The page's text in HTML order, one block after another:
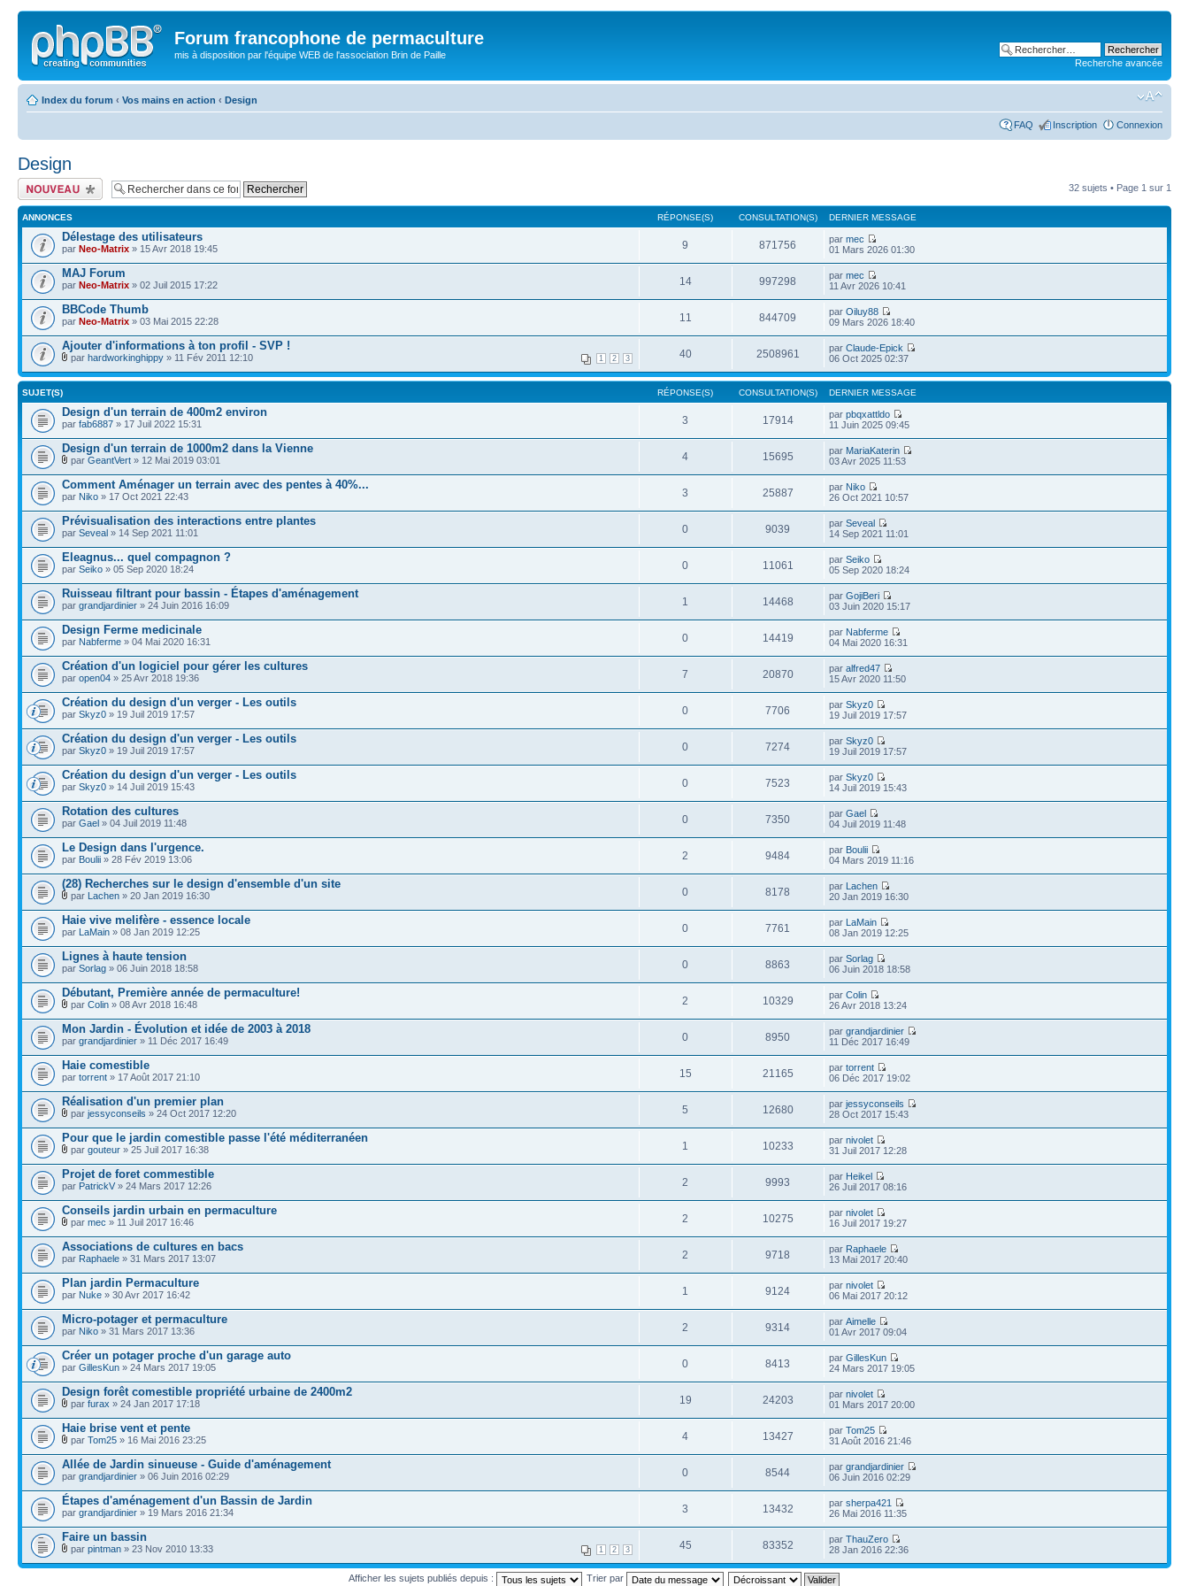
Forum francophone de permaculture
mis à disposition par l'équipe WEB de l'association Brin de Paille
Recherche avancée
Index du forum ‹ Vos mains en action ‹ Design
FAQ Inscription Connexion
Design
Publier un nouveau
sujet
32 sujets • Page 1 sur 1
ANNONCES RÉPONSE(S) CONSULTATION(S) DERNIER MESSAGE
Délestage des utilisateurs
par Neo-Matrix » 15 Avr 2018 19:45 9 871756 parmec
01 Mars 2026 01:30
MAJ Forum
par Neo-Matrix » 02 Juil 2015 17:22 14 997298 parmec
11 Avr 2026 10:41
BBCode Thumb
par Neo-Matrix » 03 Mai 2015 22:28 11 844709 parOiluy88
09 Mars 2026 18:40
Ajouter d'informations à ton profil - SVP !
1 2 3
par hardworkinghippy » 11 Fév 2011 12:10 40 2508961 parClaude-Epick
06 Oct 2025 02:37
SUJET(S) RÉPONSE(S) CONSULTATION(S) DERNIER MESSAGE
Design d'un terrain de 400m2 environ
par fab6887 » 17 Juil 2022 15:31 3 17914 parpbqxattldo
11 Juin 2025 09:45
Design d'un terrain de 1000m2 dans la Vienne
par GeantVert » 12 Mai 2019 03:01 4 15695 par MariaKaterin
03 Avr 2025 11:53
Comment Aménager un terrain avec des pentes à 40%...
par Niko » 17 Oct 2021 22:43 3 25887 par Niko
26 Oct 2021 10:57
Prévisualisation des interactions entre plantes
par Seveal » 14 Sep 2021 11:01 0 9039 parSeveal
14 Sep 2021 11:01
Eleagnus... quel compagnon ?
par Seiko » 05 Sep 2020 18:24 0 11061 parSeiko
05 Sep 2020 18:24
Ruisseau filtrant pour bassin - Étapes d'aménagement
par grandjardinier » 24 Juin 2016 16:09 1 14468 parGojiBeri
03 Juin 2020 15:17
Design Ferme medicinale
par Nabferme » 04 Mai 2020 16:31 0 14419 par Nabferme
04 Mai 2020 16:31
Création d'un logiciel pour gérer les cultures
par open04 » 25 Avr 2018 19:36 7 20870 paralfred47
15 Avr 2020 11:50
Création du design d'un verger - Les outils
par Skyz0 » 19 Juil 2019 17:57 0 7706 parSkyz0
19 Juil 2019 17:57
Création du design d'un verger - Les outils
par Skyz0 » 19 Juil 2019 17:57 0 7274 parSkyz0
19 Juil 2019 17:57
Création du design d'un verger - Les outils
par Skyz0 » 14 Juil 2019 15:43 0 7523 parSkyz0
14 Juil 2019 15:43
Rotation des cultures
par Gael » 04 Juil 2019 11:48 0 7350 parGael
04 Juil 2019 11:48
Le Design dans l'urgence.
par Boulii » 28 Fév 2019 13:06 2 9484 par Boulii
04 Mars 2019 11:16
(28) Recherches sur le design d'ensemble d'un site
par Lachen » 20 Jan 2019 16:30 0 8178 par Lachen
20 Jan 2019 16:30
Haie vive melifère - essence locale
par LaMain » 08 Jan 2019 12:25 0 7761 par LaMain
08 Jan 2019 12:25
Lignes à haute tension
par Sorlag » 06 Juin 2018 18:58 0 8863 parSorlag
06 Juin 2018 18:58
Débutant, Première année de permaculture!
par Colin » 08 Avr 2018 16:48 2 10329 parColin
26 Avr 2018 13:24
Mon Jardin - Évolution et idée de 2003 à 2018
par grandjardinier » 11 Déc 2017 16:49 0 8950 pargrandjardinier
11 Déc 2017 16:49
Haie comestible
par torrent » 17 Août 2017 21:10 15 21165 partorrent
06 Déc 2017 19:02
Réalisation d'un premier plan
par jessyconseils » 24 Oct 2017 12:20 5 12680 parjessyconseils
28 Oct 2017 15:43
Pour que le jardin comestible passe l'été méditerranéen
par gouteur » 25 Juil 2017 16:38 1 10233 parnivolet
31 Juil 2017 12:28
Projet de foret commestible
par PatrickV » 24 Mars 2017 12:26 2 9993 par Heikel
26 Juil 2017 08:16
Conseils jardin urbain en permaculture
par mec » 11 Juil 2017 16:46 2 10275 parnivolet
16 Juil 2017 19:27
Associations de cultures en bacs
par Raphaele » 31 Mars 2017 13:07 2 9718 par Raphaele
13 Mai 2017 20:40
Plan jardin Permaculture
par Nuke » 30 Avr 2017 16:42 1 9124 parnivolet
06 Mai 2017 20:12
Micro-potager et permaculture
par Niko » 31 Mars 2017 13:36 2 9314 parAimelle
01 Avr 2017 09:04
Créer un potager proche d'un garage auto
par GillesKun » 24 Mars 2017 19:05 0 8413 parGillesKun
24 Mars 2017 19:05
Design forêt comestible propriété urbaine de 2400m2
par furax » 24 Jan 2017 17:18 19 24203 parnivolet
01 Mars 2017 20:00
Haie brise vent et pente
par Tom25 » 16 Mai 2016 23:25 4 13427 parTom25
31 Août 2016 21:46
Allée de Jardin sinueuse - Guide d'aménagement
par grandjardinier » 06 Juin 2016 02:29 0 8544 pargrandjardinier
06 Juin 2016 02:29
Étapes d'aménagement d'un Bassin de Jardin
par grandjardinier » 19 Mars 2016 21:34 3 13432 parsherpa421
26 Mai 2016 11:35
Faire un bassin
1 2 3
par pintman » 23 Nov 2010 13:33 45 83352 parThauZero
28 Jan 2016 22:36
Afficher les sujets publiés depuis : Trier par